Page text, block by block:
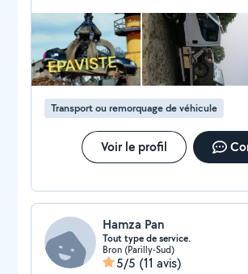
engagement, et ne m'a jamais répondu à
jamais donné les raisons, de son
j'ai mis 1 étoile,pour pouvoir évaluer,mais
étoile
Transport ou remorquage de véhicule
Voir le profil
Hamza Pan
Tout type de service.
Bron (Parilly-Sud)
5/5 (11 avis)